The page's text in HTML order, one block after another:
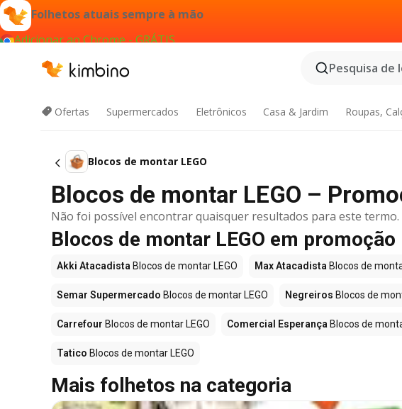
Folhetos atuais sempre à mão
Adicionar ao Chrome - GRÁTIS
Pesquisa de
Ofertas Supermercados Eletrônicos Casa & Jardim Roupas,
Blocos de montar LEGO
Blocos de montar LEGO –
Não foi possível encontrar quaisquer resultados para este termo.
Blocos de montar LEGO em
Akki Atacadista Blocos de montar LEGO Max Atacadista Blocos de
Semar Supermercado Blocos de montar LEGO Negreiros Blocos de
Carrefour Blocos de montar LEGO Comercial Esperança Blocos de
Tatico Blocos de montar LEGO
Mais folhetos na categoria